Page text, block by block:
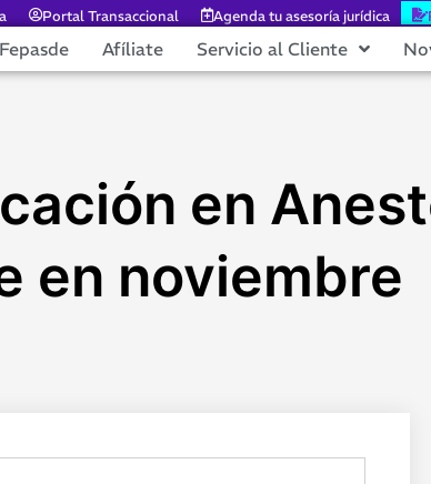
Portal Transaccional Agenda tu asesoría jurídica
Fepasde Afíliate Servicio al Cliente
en
en noviembre